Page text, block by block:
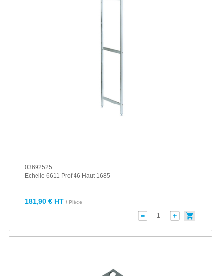
03692525
Echelle 6611 Prof 46 Haut 1685
181,90 € HT / Pièce